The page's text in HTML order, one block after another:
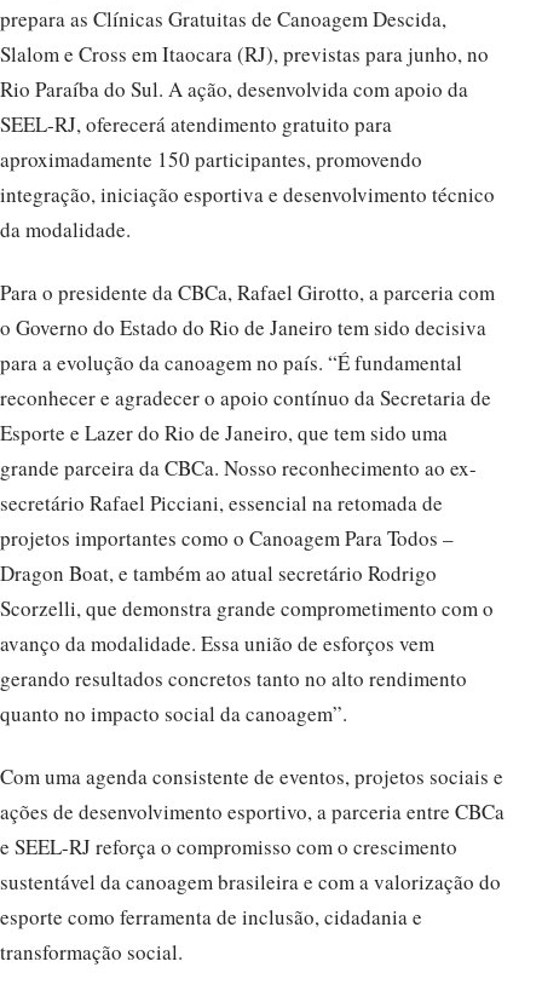
prepara as Clínicas Gratuitas de Canoagem Descida,
Slalom e Cross em Itaocara (RJ), previstas para junho, no
Rio Paraíba do Sul. A ação, desenvolvida com apoio da
SEEL-RJ, oferecerá atendimento gratuito para
aproximadamente 150 participantes, promovendo
integração, iniciação esportiva e desenvolvimento técnico
da modalidade.
Para o presidente da CBCa, Rafael Girotto, a parceria com
o Governo do Estado do Rio de Janeiro tem sido decisiva
para a evolução da canoagem no país. “É fundamental
reconhecer e agradecer o apoio contínuo da Secretaria de
Esporte e Lazer do Rio de Janeiro, que tem sido uma
grande parceira da CBCa. Nosso reconhecimento ao ex-
secretário Rafael Picciani, essencial na retomada de
projetos importantes como o Canoagem Para Todos –
Dragon Boat, e também ao atual secretário Rodrigo
Scorzelli, que demonstra grande comprometimento com o
avanço da modalidade. Essa união de esforços vem
gerando resultados concretos tanto no alto rendimento
quanto no impacto social da canoagem”.
Com uma agenda consistente de eventos, projetos sociais e
ações de desenvolvimento esportivo, a parceria entre CBCa
e SEEL-RJ reforça o compromisso com o crescimento
sustentável da canoagem brasileira e com a valorização do
esporte como ferramenta de inclusão, cidadania e
transformação social.